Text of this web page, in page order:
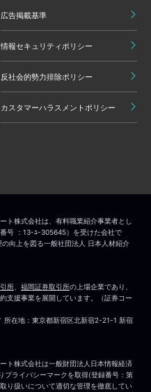
広告掲載基準
情報セキュリティポリシー
反社会的勢力排除ポリシー
カスタマーハラスメントポリシー